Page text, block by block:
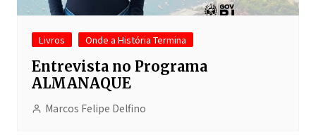
Livros Onde a História Termina
Entrevista no Programa
ALMANAQUE
Marcos Felipe Delfino